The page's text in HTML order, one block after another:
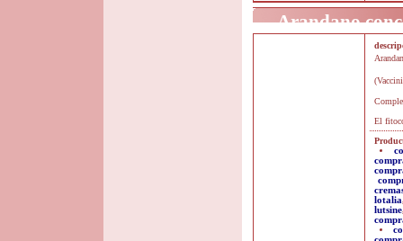
Arandano
El
lotalia
lutsine